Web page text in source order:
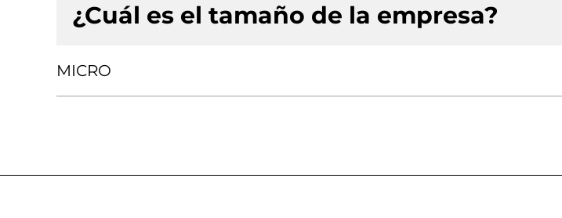
¿Cuál es el tamaño de la empresa?
MICRO